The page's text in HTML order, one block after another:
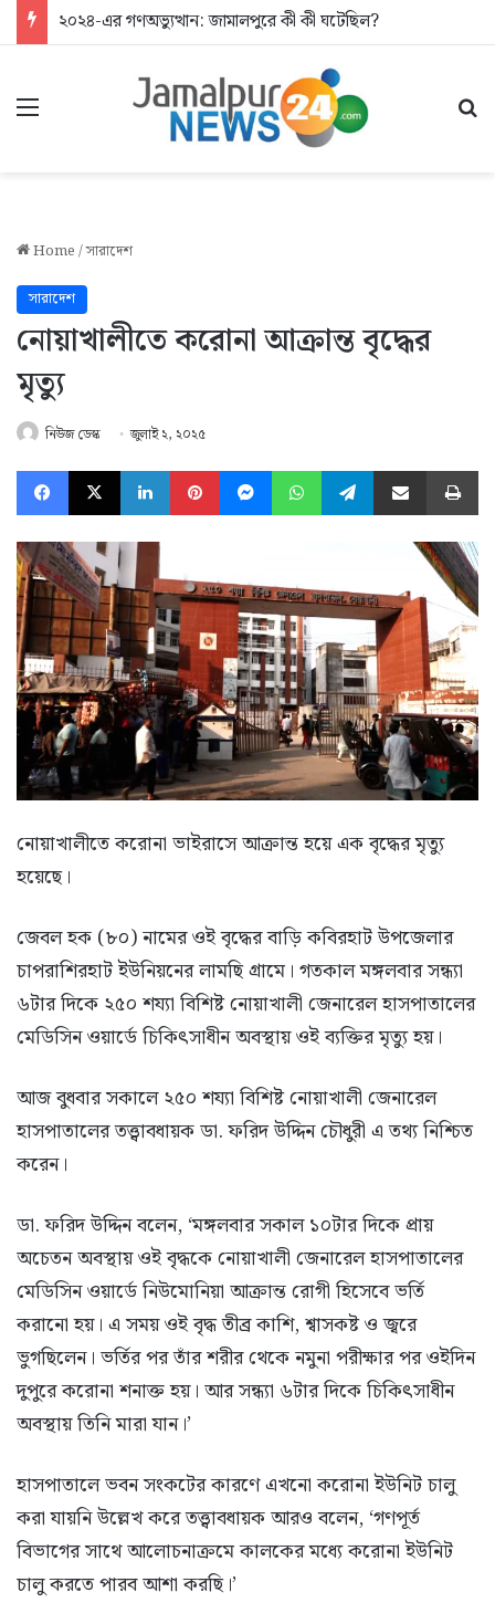
২০২৪-এর গণঅভ্যুত্থান: জামালপুরে কী কী ঘটেছিল?
Menu
Home/সারাদেশ
সারাদেশ
নোয়াখালীতে করোনা আক্রান্ত বৃদ্ধের
মৃত্যু
নিউজ ডেস্ক জুলাই ২, ২০২৫
Facebook
X LinkedInPinterestMessengerWhatsAppTelegramShare via Email
নোয়াখালীতে করোনা ভাইরাসে আক্রান্ত হয়ে এক বৃদ্ধের মৃত্যু
হয়েছে।
জেবল হক (৮০) নামের ওই বৃদ্ধের বাড়ি কবিরহাট উপজেলার
চাপরাশিরহাট ইউনিয়নের লামছি গ্রামে। গতকাল মঙ্গলবার সন্ধ্যা
৬টার দিকে ২৫০ শয্যা বিশিষ্ট নোয়াখালী জেনারেল হাসপাতালের
মেডিসিন ওয়ার্ডে চিকিৎসাধীন অবস্থায় ওই ব্যক্তির মৃত্যু হয়।
আজ বুধবার সকালে ২৫০ শয্যা বিশিষ্ট নোয়াখালী জেনারেল
হাসপাতালের তত্ত্বাবধায়ক ডা. ফরিদ উদ্দিন চৌধুরী এ তথ্য নিশ্চিত
করেন।
ডা. ফরিদ উদ্দিন বলেন, ‘মঙ্গলবার সকাল ১০টার দিকে প্রায়
অচেতন অবস্থায় ওই বৃদ্ধকে নোয়াখালী জেনারেল হাসপাতালের
মেডিসিন ওয়ার্ডে নিউমোনিয়া আক্রান্ত রোগী হিসেবে ভর্তি
করানো হয়। এ সময় ওই বৃদ্ধ তীব্র কাশি, শ্বাসকষ্ট ও জ্বরে
ভুগছিলেন। ভর্তির পর তাঁর শরীর থেকে নমুনা পরীক্ষার পর ওইদিন
দুপুরে করোনা শনাক্ত হয়। আর সন্ধ্যা ৬টার দিকে চিকিৎসাধীন
অবস্থায় তিনি মারা যান।’
হাসপাতালে ভবন সংকটের কারণে এখনো করোনা ইউনিট চালু
করা যায়নি উল্লেখ করে তত্ত্বাবধায়ক আরও বলেন, ‘গণপূর্ত
বিভাগের সাথে আলোচনাক্রমে কালকের মধ্যে করোনা ইউনিট
চালু করতে পারব আশা করছি।’